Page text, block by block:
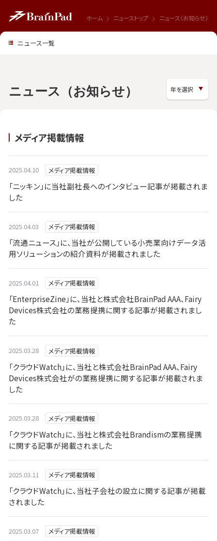
ホーム ニューストップ ニュース（お知らせ）
ニュース（お知らせ）
メディア掲載情報
2025.04.10 メディア掲載情報
「ニッキン」に当社副社長へのインタビュー記事が掲載されま
した
2025.04.03 メディア掲載情報
「流通ニュース」に、当社が公開している小売業向けデータ活
用ソリューションの紹介資料が掲載されました
2025.04.01 メディア掲載情報
「EnterpriseZine」に、当社と株式会社BrainPad AAA、Fairy
Devices株式会社の業務提携に関する記事が掲載されまし
た
2025.03.28 メディア掲載情報
「クラウドWatch」に、当社と株式会社BrainPad AAA、Fairy
Devices株式会社がの業務提携に関する記事が掲載されま
した
2025.03.28 メディア掲載情報
「クラウドWatch」に、当社と株式会社Brandismの業務提携
に関する記事が掲載されました
2025.03.11 メディア掲載情報
「クラウドWatch」に、当社子会社の設立に関する記事が掲載
されました
2025.03.07 メディア掲載情報
ニュース一覧